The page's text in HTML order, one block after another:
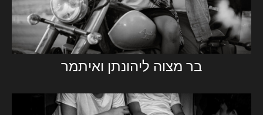
בר מצוה ליהונתן ואיתמר